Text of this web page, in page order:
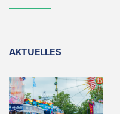
AKTUELLES